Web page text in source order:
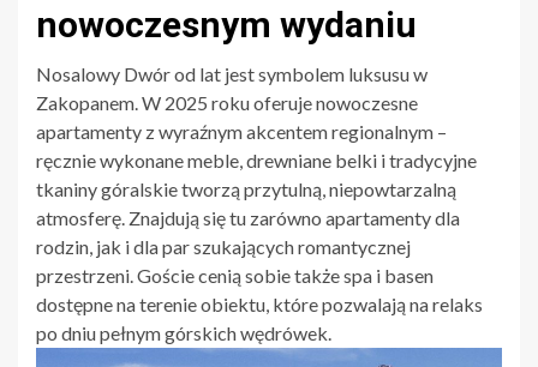
nowoczesnym wydaniu
Nosalowy Dwór od lat jest symbolem luksusu w
Zakopanem. W 2025 roku oferuje nowoczesne
apartamenty z wyraźnym akcentem regionalnym –
ręcznie wykonane meble, drewniane belki i tradycyjne
tkaniny góralskie tworzą przytulną, niepowtarzalną
atmosferę. Znajdują się tu zarówno apartamenty dla
rodzin, jak i dla par szukających romantycznej
przestrzeni. Goście cenią sobie także spa i basen
dostępne na terenie obiektu, które pozwalają na relaks
po dniu pełnym górskich wędrówek.